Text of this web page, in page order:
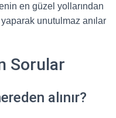
en güzel yollarından
unutulmaz anılar
Sorular
alınır?